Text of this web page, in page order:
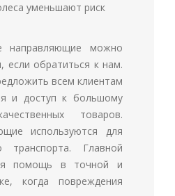
уменьшают риск
направляющие можно
если обратиться к нам.
всем клиентам
и доступ к большому
товаров.
используются для
транспорта. Главной
помощь в точной и
когда повреждения